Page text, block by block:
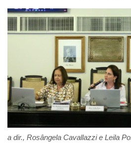
a dir., Rosângela Cavallazzi e Leila